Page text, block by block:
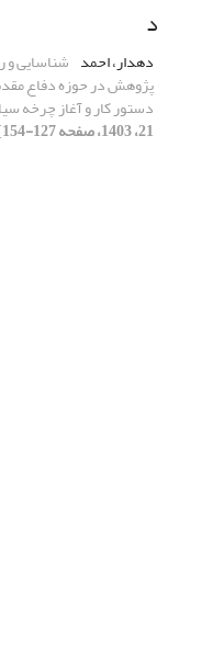
د
دهدار، احمد شناسایی و
پژوهش در حوزه دفاع
دستور کار و آغاز چرخه
21، 1403، صفحه 127-154]